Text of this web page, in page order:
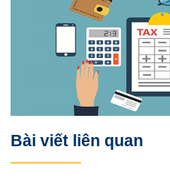
Bài viết liên quan